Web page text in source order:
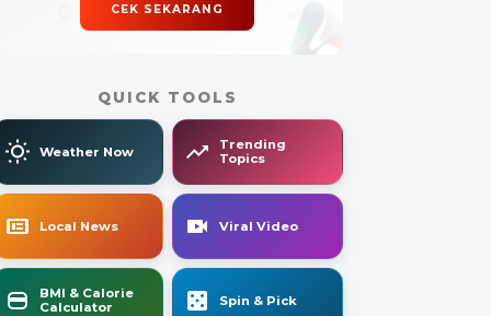
CEK SEKARANG
QUICK TOOLS
Weather Now
Trending
Topics
Local News Viral Video
BMI & Calorie
Calculator
Spin & Pick